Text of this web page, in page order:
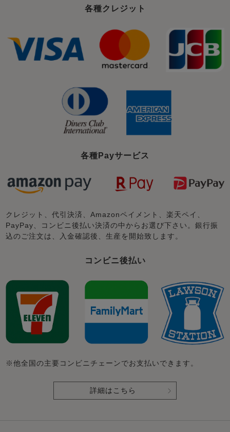
各種クレジット
各種Payサービス
クレジット、代引決済、Amazonペイメント、楽天ペイ、
PayPay、コンビニ後払い決済の中からお選び下さい。銀行振
込のご注文は、入金確認後、生産を開始致します。
コンビニ後払い
※他全国の主要コンビニチェーンでお支払いできます。
詳細はこちら